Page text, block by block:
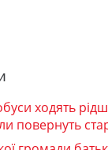
ходять
повернуть